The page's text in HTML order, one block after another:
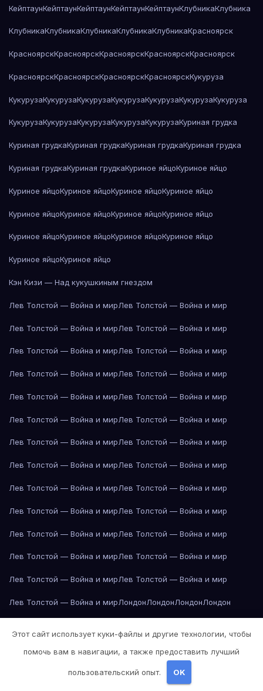
КейптаунКейптаунКейптаунКейптаунКейптаунКлубникаКлубника
КлубникаКлубникаКлубникаКлубникаКлубникаКрасноярск
КрасноярскКрасноярскКрасноярскКрасноярскКрасноярск
КрасноярскКрасноярскКрасноярскКрасноярскКукуруза
КукурузаКукурузаКукурузаКукурузаКукурузаКукурузаКукуруза
КукурузаКукурузаКукурузаКукурузаКукурузаКуриная грудка
Куриная грудкаКуриная грудкаКуриная грудкаКуриная грудка
Куриная грудкаКуриная грудкаКуриное яйцоКуриное яйцо
Куриное яйцоКуриное яйцоКуриное яйцоКуриное яйцо
Куриное яйцоКуриное яйцоКуриное яйцоКуриное яйцо
Куриное яйцоКуриное яйцоКуриное яйцоКуриное яйцо
Куриное яйцоКуриное яйцо
Кэн Кизи — Над кукушкиным гнездом
Лев Толстой — Война и мирЛев Толстой — Война и мир
Лев Толстой — Война и мирЛев Толстой — Война и мир
Лев Толстой — Война и мирЛев Толстой — Война и мир
Лев Толстой — Война и мирЛев Толстой — Война и мир
Лев Толстой — Война и мирЛев Толстой — Война и мир
Лев Толстой — Война и мирЛев Толстой — Война и мир
Лев Толстой — Война и мирЛев Толстой — Война и мир
Лев Толстой — Война и мирЛев Толстой — Война и мир
Лев Толстой — Война и мирЛев Толстой — Война и мир
Лев Толстой — Война и мирЛев Толстой — Война и мир
Лев Толстой — Война и мирЛев Толстой — Война и мир
Лев Толстой — Война и мирЛев Толстой — Война и мир
Лев Толстой — Война и мирЛев Толстой — Война и мир
Лев Толстой — Война и мирЛондонЛондонЛондонЛондон
Лос-Анджелес
Лос-АнджелесЛос-АнджелесЛос-Анджелес
Этот сайт использует куки-файлы и другие технологии, чтобы
помочь вам в навигации, а также предоставить лучший
пользовательский опыт. OK